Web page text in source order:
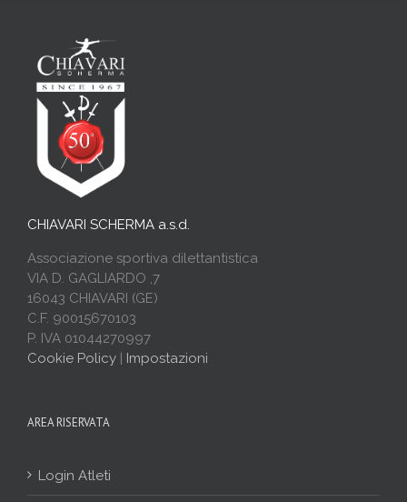
CHIAVARI SCHERMA a.s.d.
Associazione sportiva dilettantistica
VIA D. GAGLIARDO ,7
16043 CHIAVARI (GE)
C.F. 90015670103
P. IVA 01044270997
Cookie Policy | Impostazioni
AREA RISERVATA
Login Atleti